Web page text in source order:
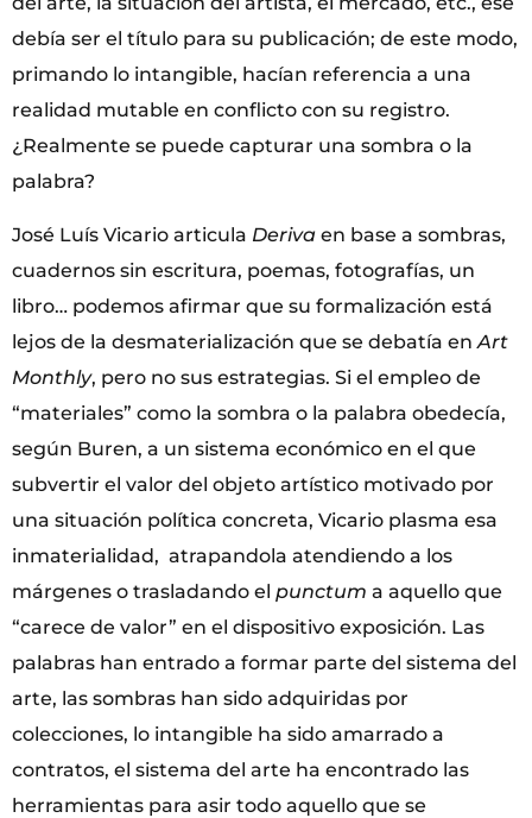
debía ser el título para su publicación; de este modo,
primando lo intangible, hacían referencia a una
realidad mutable en conflicto con su registro.
¿Realmente se puede capturar una sombra o la
palabra?
José Luís Vicario articula Deriva en base a sombras,
cuadernos sin escritura, poemas, fotografías, un
libro… podemos afirmar que su formalización está
lejos de la desmaterialización que se debatía en Art
Monthly, pero no sus estrategias. Si el empleo de
“materiales” como la sombra o la palabra obedecía,
según Buren, a un sistema económico en el que
subvertir el valor del objeto artístico motivado por
una situación política concreta, Vicario plasma esa
inmaterialidad, atrapandola atendiendo a los
márgenes o trasladando el punctum a aquello que
“carece de valor” en el dispositivo exposición. Las
palabras han entrado a formar parte del sistema del
arte, las sombras han sido adquiridas por
colecciones, lo intangible ha sido amarrado a
contratos, el sistema del arte ha encontrado las
herramientas para asir todo aquello que se